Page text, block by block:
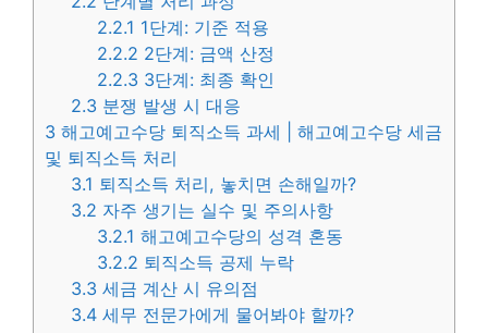
2.2.1 1단계: 기준 적용
2.2.2 2단계: 금액 산정
2.2.3 3단계: 최종 확인
2.3 분쟁 발생 시 대응
3 해고예고수당 퇴직소득 과세 | 해고예고수당 세금
및 퇴직소득 처리
3.1 퇴직소득 처리, 놓치면 손해일까?
3.2 자주 생기는 실수 및 주의사항
3.2.1 해고예고수당의 성격 혼동
3.2.2 퇴직소득 공제 누락
3.3 세금 계산 시 유의점
3.4 세무 전문가에게 물어봐야 할까?